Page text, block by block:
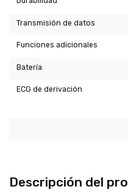
Transmisión de datos
Funciones adicionales
Batería
ECG de derivación
Descripción del